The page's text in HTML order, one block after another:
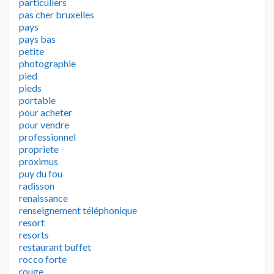
pas cher bruxelles
pays
pays bas
petite
photographie
pied
pieds
portable
pour acheter
pour vendre
professionnel
propriete
proximus
puy du fou
radisson
renaissance
renseignement téléphonique
resort
resorts
restaurant buffet
rocco forte
rouge